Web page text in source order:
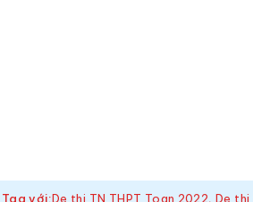
Tag với:De thi TN THPT Toan 2022,De